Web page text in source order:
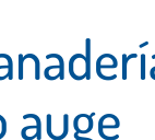
auge